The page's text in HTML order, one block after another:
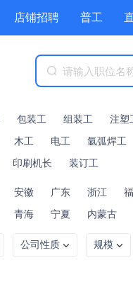
店铺招聘 普工
商城 附近职位
包装工 组装工 注塑
木工 电工 氩弧焊工
印刷机长 装订工
安徽 广东 浙江
青海 宁夏 内蒙古
公司性质 规模